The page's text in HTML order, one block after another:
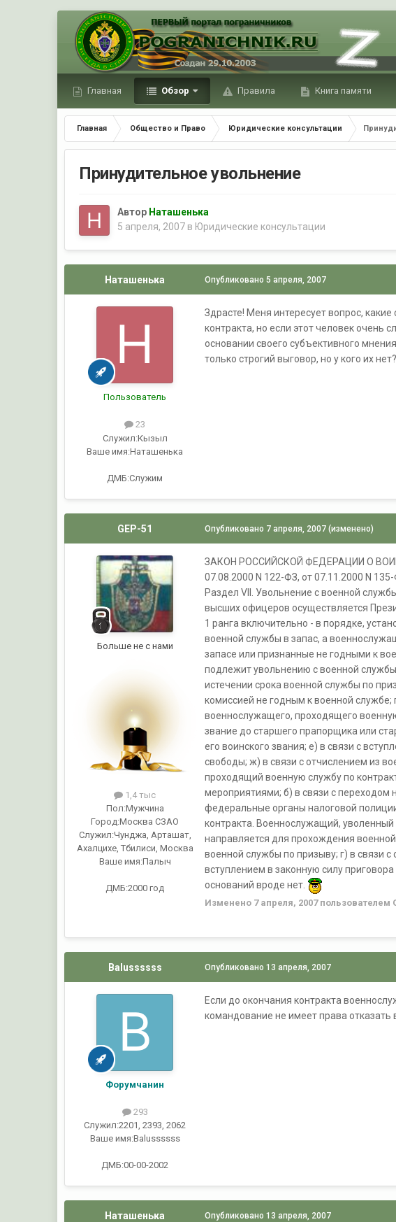
Главная Обзор Правила Книга памяти
Главная Общество и Право Юридические консультации
Принудительное увольнение
Автор Наташенька
5 апреля, 2007 в Юридические консультации
Наташенька
Пользователь
23
Служил:Кызыл
Ваше имя:Наташенька
ДМБ:Служим
Опубликовано5 апреля, 2007
Здрасте! Меня интересует вопрос,
контракта, но если этот человек очень
основании своего субъективного
только строгий выговор, но у кого их нет?
GEP-51
Больше не с нами
1,4 тыс
Пол:Мужчина
Город:Москва СЗАО
Служил:Чунджа, Арташат,
Ахалцихе, Тбилиси, Москва
Ваше имя:Палыч
ДМБ:2000 год
Опубликовано 7 апреля, 2007 (изменено)
ЗАКОН РОССИЙСКОЙ ФЕДЕРАЦИИ О
07.08.2000 N 122-ФЗ, от 07.11.2000 N
Раздел VII. Увольнение с военной
высших офицеров осуществляется
1 ранга включительно - в порядке,
военной службы в запас, а
запасе или признанные не годными к
подлежит увольнению с военной
истечении срока военной службы по
комиссией не годным к военной
военнослужащего, проходящего
звание до старшего прапорщика или
его воинского звания; е) в связи с
свободы; ж) в связи с отчислением из
проходящий военную службу по
мероприятиями; б) в связи с переходом
федеральные органы налоговой
контракта. Военнослужащий,
направляется для прохождения
военной службы по призыву; г) в связи
вступлением в законную силу
оснований вроде нет.
Изменено 7 апреля, 2007пользователем
Balussssss
Форумчанин
293
Служил:2201, 2393, 2062
Ваше имя:Balussssss
ДМБ:00-00-2002
Опубликовано13 апреля, 2007
Если до окончания контракта
командование не имеет права
Наташенька Опубликовано13 апреля, 2007